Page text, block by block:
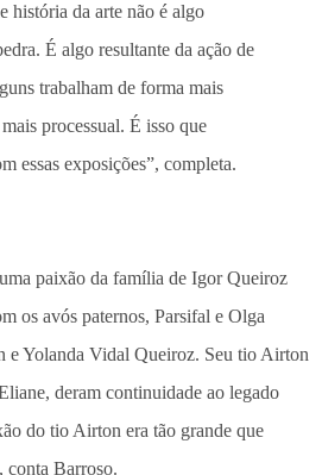
história da arte não é algo
É algo resultante da ação de
trabalham de forma mais
processual. É isso que
essas exposições”, completa.
paixão da família de Igor Queiroz
os avós paternos, Parsifal e Olga
e Yolanda Vidal Queiroz. Seu tio Airton
deram continuidade ao legado
do tio Airton era tão grande que
conta Barroso.